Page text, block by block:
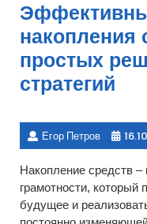
накопления
простых
стратегий
Егор Петров
Накопление средств
грамотности, который
будущее и